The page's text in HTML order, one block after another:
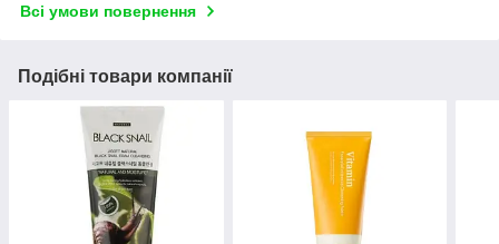
Всі умови повернення
Подібні товари компанії